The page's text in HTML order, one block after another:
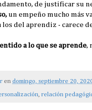
de justificar su
un empeño mucho más
los del aprendiz - carece
a lo que se aprende,
en domingo, septiembre 20,
, relación